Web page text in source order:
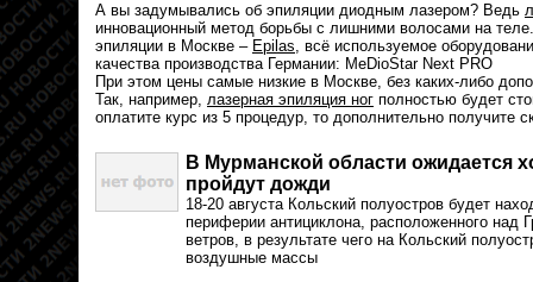
А вы задумывались об эпиляции диодным лазером? Ведь
инновационный метод борьбы с лишними волосами на
эпиляции в Москве – Epilas, всё используемое
качества производства Германии: MeDioStar Next PRO
При этом цены самые низкие в Москве, без каких-либо
Так, например, лазерная эпиляция ног полностью будет
оплатите курс из 5 процедур, то дополнительно получите
В Мурманской области ожидается
пройдут дожди
18-20 августа Кольский полуостров будет
периферии антициклона, расположенного над
ветров, в результате чего на Кольский
воздушные массы